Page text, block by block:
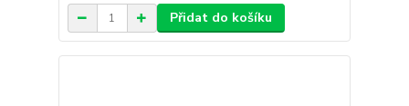
Přidat do košíku